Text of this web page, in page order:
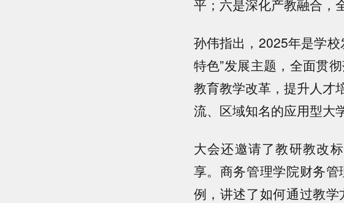
平；六是深化产教融合，
孙伟指出，2025年是学
特色”发展主题，全面贯
教育教学改革，提升人才
流、区域知名的应用型大
大会还邀请了教研教改
享。商务管理学院财务
例，讲述了如何通过教